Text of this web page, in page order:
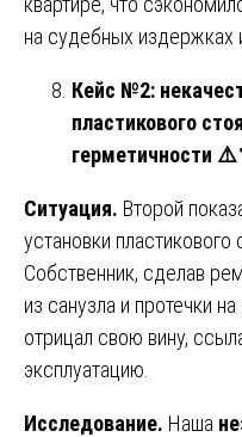
на судебных
Кейс №2:
пластикового
герметичности ⚠
Ситуация. Второй
установки пластикового
Собственник, сделав
из санузла и протечки
отрицал свою вину,
эксплуатацию.
Исследование. Наша